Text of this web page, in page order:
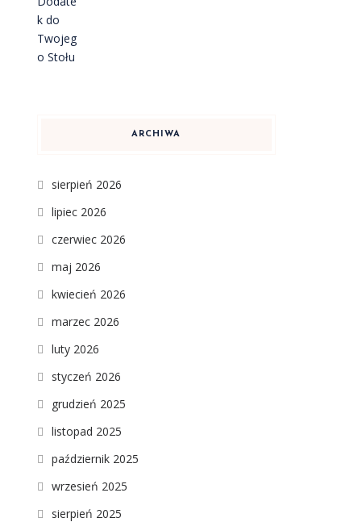
ARCHIWA
sierpień 2026
lipiec 2026
czerwiec 2026
maj 2026
kwiecień 2026
marzec 2026
luty 2026
styczeń 2026
grudzień 2025
listopad 2025
październik 2025
wrzesień 2025
sierpień 2025